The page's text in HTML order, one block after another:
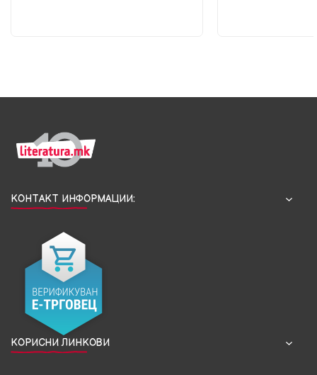
КОНТАКТ ИНФОРМАЦИИ:
КОРИСНИ ЛИНКОВИ